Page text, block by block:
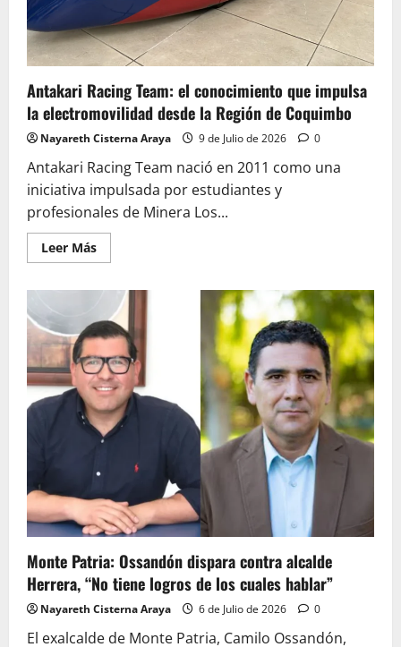
Antakari Racing Team: el conocimiento que impulsa
la electromovilidad desde la Región de Coquimbo
Nayareth Cisterna Araya 9 de Julio de 2026 0
Antakari Racing Team nació en 2011 como una
iniciativa impulsada por estudiantes y
profesionales de Minera Los...
Leer MásLeer
más
Antakari
Racing
Team:
el
conocimiento
que
impulsa
la
electromovilidad
desde
la
Región
de
Coquimbo
Monte Patria: Ossandón dispara contra alcalde
Herrera, “No tiene logros de los cuales hablar”
Nayareth Cisterna Araya 6 de Julio de 2026 0
El exalcalde de Monte Patria, Camilo Ossandón,